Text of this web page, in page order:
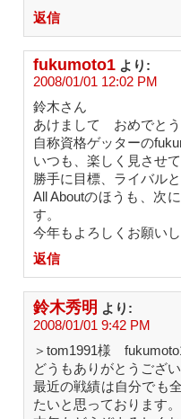
返信
fukumoto1 より:
2008/01/01 12:02 PM
鈴木さん
あけまして おめでと
自称資格ゲッターの
いつも、楽しく見させ
勝手に目標、ライバル
All Aboutのほうも、次
す。
今年もよろしくお願い
返信
鈴木秀明 より:
2008/01/01 9:42 PM
＞tom1991様
どうもありがとうござ
最近の戦績は自分でも
たいと思っております。